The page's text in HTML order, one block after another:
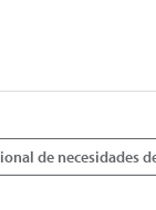
de necesidades